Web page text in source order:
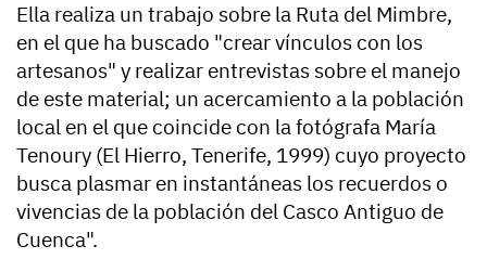
Ella realiza un trabajo sobre la Ruta del Mimbre,
en el que ha buscado "crear vínculos con los
artesanos" y realizar entrevistas sobre el manejo
de este material; un acercamiento a la población
local en el que coincide con la fotógrafa María
Tenoury (El Hierro, Tenerife, 1999) cuyo proyecto
busca plasmar en instantáneas los recuerdos o
vivencias de la población del Casco Antiguo de
Cuenca".